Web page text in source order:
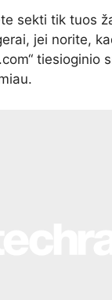
sekti tik tuos
jei norite,
tiesioginio